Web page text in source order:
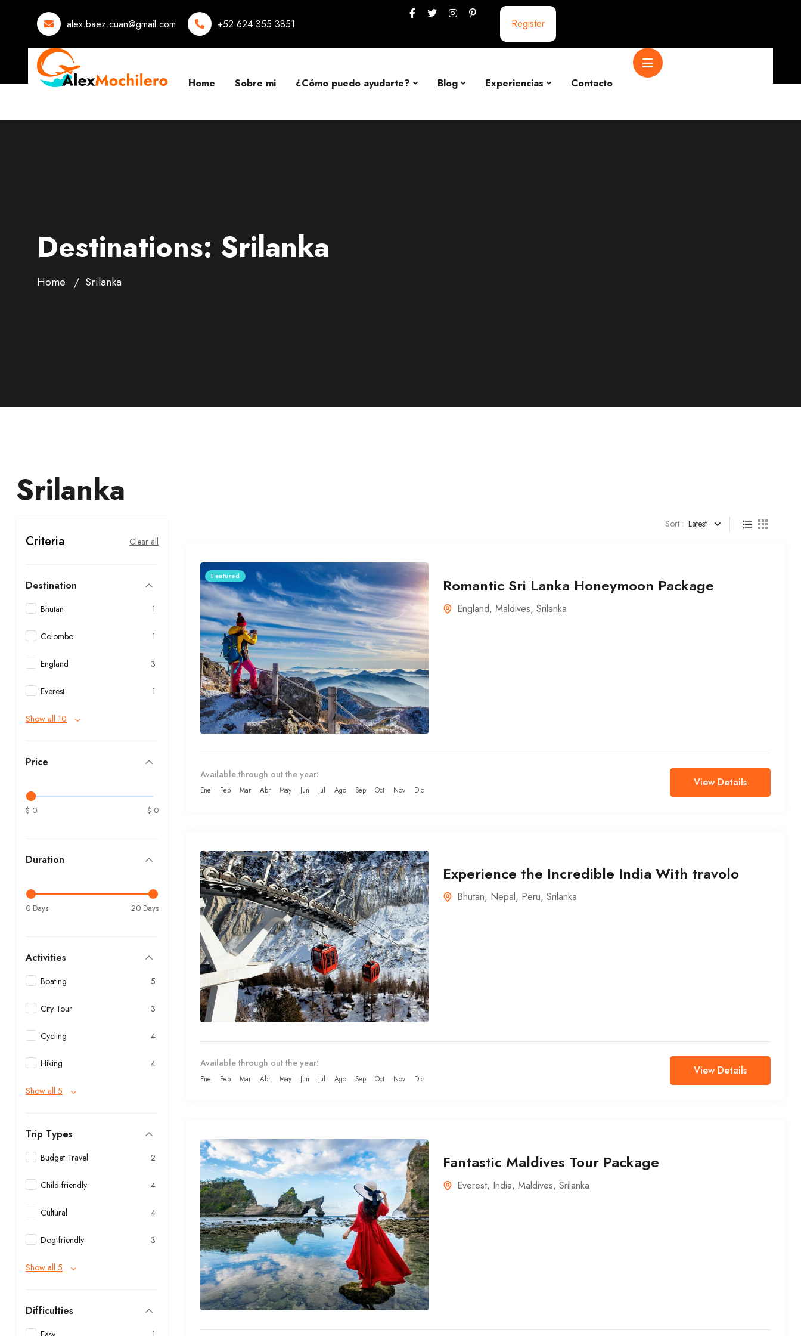
alex.baez.cuan@gmail.com +52 624 355 3851 Register
Home Sobre mi ¿Cómo puedo ayudarte? Blog Experiencias Contacto
Destinations: Srilanka
Home Srilanka
Srilanka
Criteria Clear all
Destination
Bhutan 1
Colombo 1
England 3
Everest 1
Show all 10
Price
$ 0 $ 0
Duration
0 Days 20 Days
Activities
Boating 5
City Tour 3
Cycling 4
Hiking 4
Show all 5
Trip Types
Budget Travel 2
Child-friendly 4
Cultural 4
Dog-friendly 3
Show all 5
Difficulties
Sort : Latest
Featured Romantic Sri Lanka Honeymoon Package
England, Maldives, Srilanka
Available through out the year:
Ene Feb Mar Abr May Jun Jul Ago Sep Oct Nov Dic
View Details
Experience the Incredible India With travolo
Bhutan, Nepal, Peru, Srilanka
Available through out the year:
Ene Feb Mar Abr May Jun Jul Ago Sep Oct Nov Dic
View Details
Fantastic Maldives Tour Package
Everest, India, Maldives, Srilanka